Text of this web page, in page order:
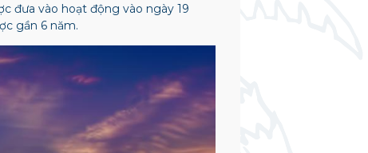
đưa vào hoạt động vào ngày 19
gần 6 năm.